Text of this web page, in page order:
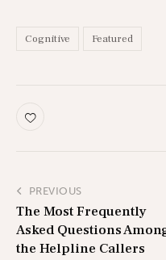
Cognitive Featured
PREVIOUS
The Most Frequently
Asked Questions
the Helpline Callers